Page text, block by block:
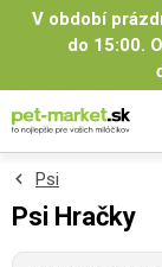
V období
do 15:00.
Psi
Psi Hračky